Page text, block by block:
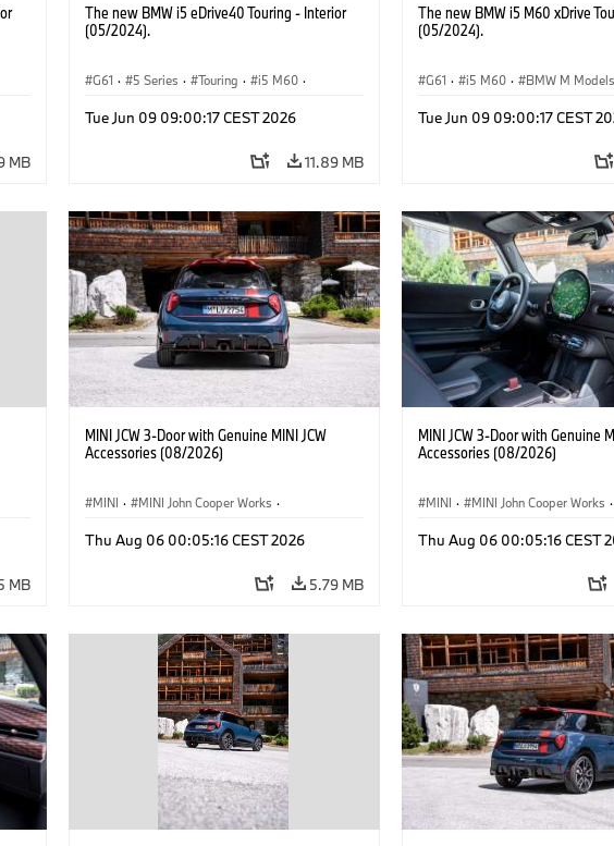
MB
The new BMW i5 eDrive40 Touring - Interior
(05/2024).
G61 · 5 Series · Touring · i5 M60 ·
Tue Jun 09 09:00:17 CEST 2026
11.89 MB
The new BMW i5 M60 xDrive
(05/2024).
G61 · i5 M60 · BMW M Models
Tue Jun 09 09:00:17 CEST
MB
MINI JCW 3-Door with Genuine MINI JCW
Accessories (08/2026)
MINI · MINI John Cooper Works ·
Optional Extras, Accessories
Thu Aug 06 00:05:16 CEST 2026
5.79 MB
MINI JCW 3-Door with Genuine
Accessories (08/2026)
MINI · MINI John Cooper Works ·
Optional Extras, Accessories
Thu Aug 06 00:05:16 CEST